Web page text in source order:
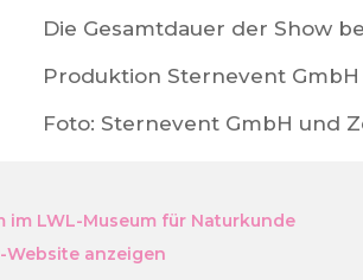
Die Gesamtdauer der Show
Produktion Sternevent
Foto: Sternevent GmbH und
im LWL-Museum für Naturkunde
anzeigen